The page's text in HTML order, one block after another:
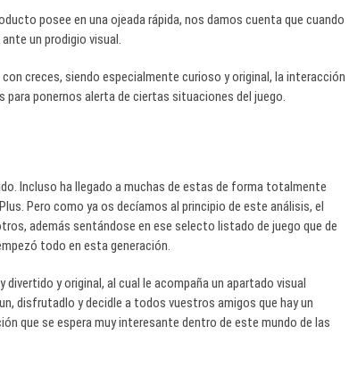
posee en una ojeada rápida, nos damos cuenta que cuando
un prodigio visual.
creces, siendo especialmente curioso y original, la interacción
para ponernos alerta de ciertas situaciones del juego.
Incluso ha llegado a muchas de estas de forma totalmente
Pero como ya os decíamos al principio de este análisis, el
además sentándose en ese selecto listado de juego que de
todo en esta generación.
y original, al cual le acompaña un apartado visual
disfrutadlo y decidle a todos vuestros amigos que hay un
que se espera muy interesante dentro de este mundo de las